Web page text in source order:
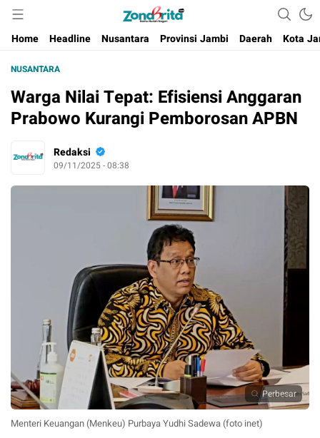
Berita Harian Negeri
Home
Headline Nusantara Provinsi Jambi Daerah Kota
NUSANTARA
Warga Nilai Tepat: Efisiensi Anggaran
Prabowo Kurangi Pemborosan APBN
Redaksi
09/11/2025 - 08:38
Perbesar
Menteri Keuangan (Menkeu) Purbaya Yudhi Sadewa (foto inet)